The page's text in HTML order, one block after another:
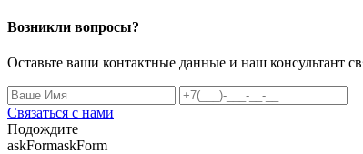
Возникли вопросы?
Оставьте ваши контактные данные и наш консультант
Связаться с нами
Подождите
askFormaskForm